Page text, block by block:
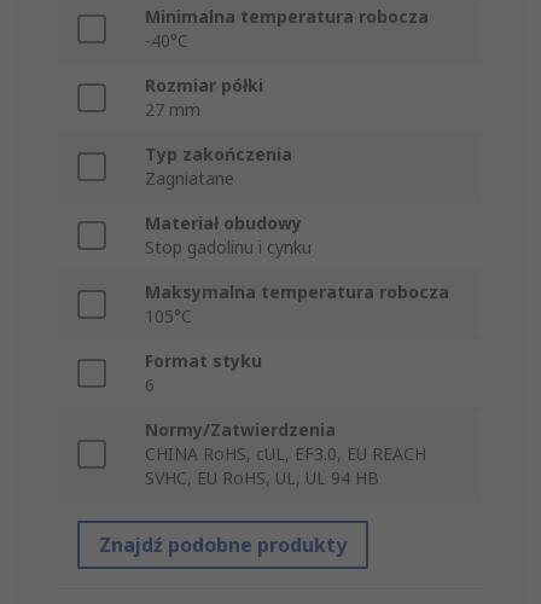
Minimalna temperatura robocza
-40°C
Rozmiar półki
27 mm
Typ zakończenia
Zagniatane
Materiał obudowy
Stop gadolinu i cynku
Maksymalna temperatura robocza
105°C
Format styku
6
Normy/Zatwierdzenia
CHINA RoHS, cUL, EF3.0, EU REACH
SVHC, EU RoHS, UL, UL 94 HB
Znajdź podobne produkty